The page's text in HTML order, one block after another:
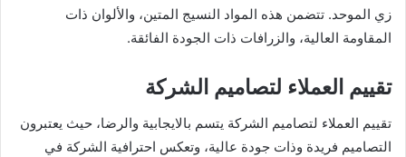
زي الموحد. تتضمن هذه المواد النسيج المتين، والألوان ذات
المقاومة العالية، والزرافات ذات الجودة الفائقة.
تقييم العملاء لتصاميم الشركة
تقييم العملاء لتصاميم الشركة يتسم بالايجابية والرضا، حيث يعتبرون
التصاميم فريدة وذات جودة عالية، وتعكس احترافية الشركة في